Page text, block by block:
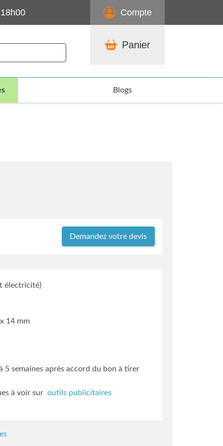
Compte
Panier
Blogs
Demandez votre devis
électricité)
14 mm
5 semaines après accord du bon à tirer
à voir sur outils publicitaires